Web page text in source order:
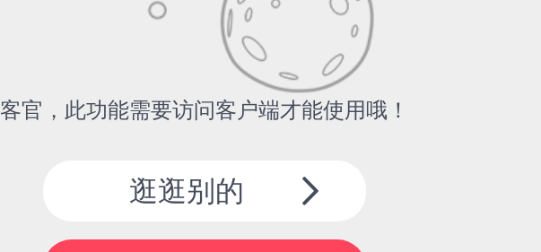
客官，此功能需要访问客户端才能使用哦！
逛逛别的